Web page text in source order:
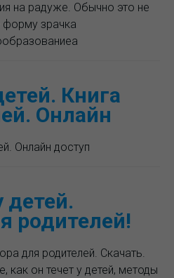
на радуже. Обычно это не
зрачка
Книга
Онлайн
Онлайн доступ
детей.
родителей!
для родителей. Скачать.
как он течет у детей, методы